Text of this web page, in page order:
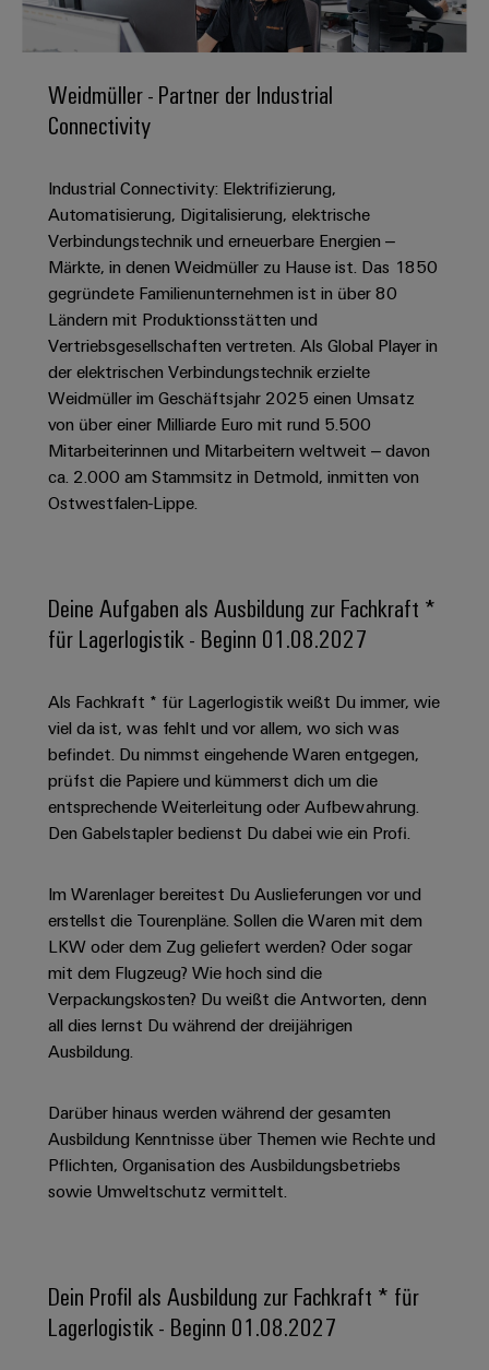
erlebbar
werden.
Lösungen
und
Produkte
Rechenzentren
–
effizient,
zuverlässig,
skalierbar
Energiespeicher
Lösungen
und
Produkte
für
Energiespeichersysteme
(ESS)
Energieübertragung
und
und
Sicherheit
für
Energienetze
Gebäudeinfrastruktur
Lösungen
für
die
spezifischen
Anforderungen
der
Gebäudeinfrastruktur
Gerätehersteller
Innovative
Verbindungslösungen
für
Geräte
Energieerzeugung
Zukunftssicherheit
für
bewährte
Energieerzeugung
verschiedene
Segmente
der
Anschlusstechnologie
Microgrids
OS
Edge
Computing
Industrial
5G
Single
Pair
Ethernet
Schaltschrank-
Feldverdrahtung
Smart
Building
Smart
Metering
Weidmüller
Configurator
Workplace
Solutions
Systeme
und
Lösungen
Dezentrale
Automatisierung
Energiemanagement-
&
Automation
Software
Leiterplattenklemmen
und
-
Kabeleinführungssysteme
und
-
komponenten
Anschlussleitungen,
Patchkabel
und
Kabel
SPS
Systemverkabelung
&
Verteilerboxen
Elektronik
Koppelrelais
&
Halbleiterrelais
und
Messumformer
Stromversorgungen
Elektronikgehäuse
Blitz-
Überspannungsschutz
PV
Generatoranschlusskasten
Automatisierung
Fast
Service
Beratung
und
digitale
Planung
easyConnect
-
Ihre
Industrial
Service
Platform
Connectivity
Engineering
Weidmüller
PCB
Connector
Services
Akkreditiertes
Support
Technischer
Support
Umweltbezogene
Engineering
Daten
Reparatur
und
Ersatzteile
uns
Info
für
unsere
Partner
Vertrieb
Großhandelssuche
News
Messen
Webshop
Preisliste
Kataloganforderung
Unternehmen
Weidmüller
und
Fakten
Unser
Vorstand
Nachhaltigkeit
Weidmüller
Academy
People
&
Culture
Compliance
Weidmüller
Orange
Mag
|
Länder
Management
Informationen
und
Presse
Unternehmensmeldungen
Fachpressemeldungen
Unsere
Partner
Automation
Partner
Netzwerk
Karriere
Stellen
Berufserfahrene
Studierende
Werkstudententätigkeiten
Praktika
Abschlussarbeiten
Neuanfang
für
Studienabbrecher
Offene
Stellen
Für
und
Schüler
Ausbildung
Duales
Schülerpraktika
Erfolgreiche
Karrierewege
Offene
Ausbildungs-
Studienplätze
Veranstaltungen
Workshops
für
Weidmüller - Partner der Industrial
Connectivity
Industrial Connectivity: Elektrifizierung,
Automatisierung, Digitalisierung, elektrische
Verbindungstechnik und erneuerbare Energien –
Märkte, in denen Weidmüller zu Hause ist. Das 1850
gegründete Familienunternehmen ist in über 80
Ländern mit Produktionsstätten und
Vertriebsgesellschaften vertreten. Als Global Player in
der elektrischen Verbindungstechnik erzielte
Weidmüller im Geschäftsjahr 2025 einen Umsatz
von über einer Milliarde Euro mit rund 5.500
Mitarbeiterinnen und Mitarbeitern weltweit – davon
ca. 2.000 am Stammsitz in Detmold, inmitten von
Ostwestfalen-Lippe.
Deine Aufgaben als Ausbildung zur Fachkraft *
für Lagerlogistik - Beginn 01.08.2027
Als Fachkraft * für Lagerlogistik weißt Du immer, wie
viel da ist, was fehlt und vor allem, wo sich was
befindet. Du nimmst eingehende Waren entgegen,
prüfst die Papiere und kümmerst dich um die
entsprechende Weiterleitung oder Aufbewahrung.
Den Gabelstapler bedienst Du dabei wie ein Profi.
Im Warenlager bereitest Du Auslieferungen vor und
erstellst die Tourenpläne. Sollen die Waren mit dem
LKW oder dem Zug geliefert werden? Oder sogar
mit dem Flugzeug? Wie hoch sind die
Verpackungskosten? Du weißt die Antworten, denn
all dies lernst Du während der dreijährigen
Ausbildung.
Darüber hinaus werden während der gesamten
Ausbildung Kenntnisse über Themen wie Rechte und
Pflichten, Organisation des Ausbildungsbetriebs
sowie Umweltschutz vermittelt.
Dein Profil als Ausbildung zur Fachkraft * für
Lagerlogistik - Beginn 01.08.2027